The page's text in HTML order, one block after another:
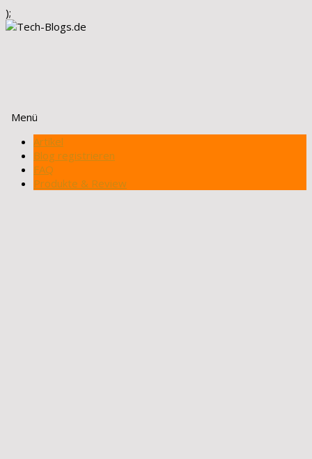
);
Menü
Zum
Inhalt
springen
Artikel
Blog registrieren
FAQ
Produkte & Review